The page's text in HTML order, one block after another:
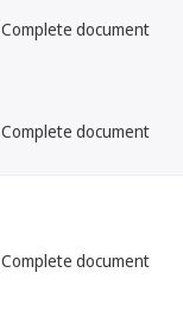
Complete document
Complete document
Complete document